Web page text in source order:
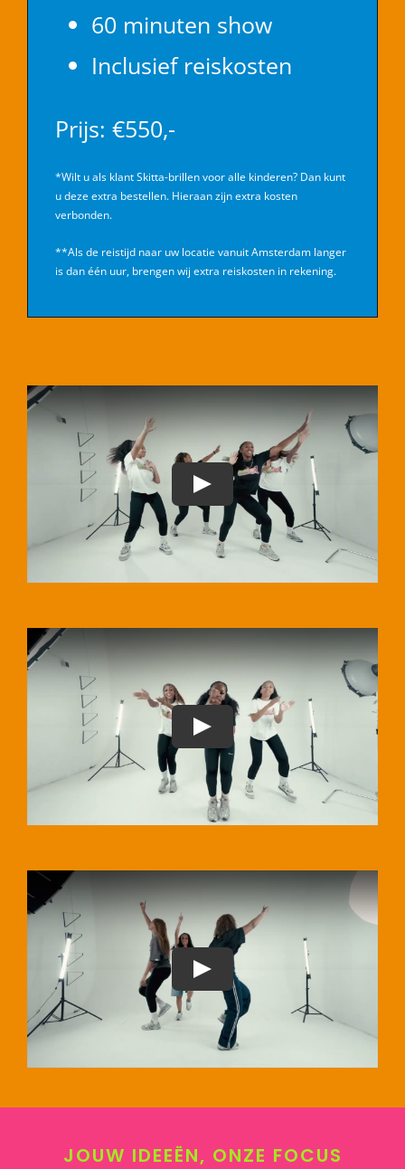
60 minuten show
Inclusief reiskosten
Prijs: €550,-
*Wilt u als klant Skitta-brillen voor alle kinderen? Dan kunt
u deze extra bestellen. Hieraan zijn extra kosten
verbonden.
**Als de reistijd naar uw locatie vanuit Amsterdam langer
is dan één uur, brengen wij extra reiskosten in rekening.
JOUW IDEEËN, ONZE FOCUS